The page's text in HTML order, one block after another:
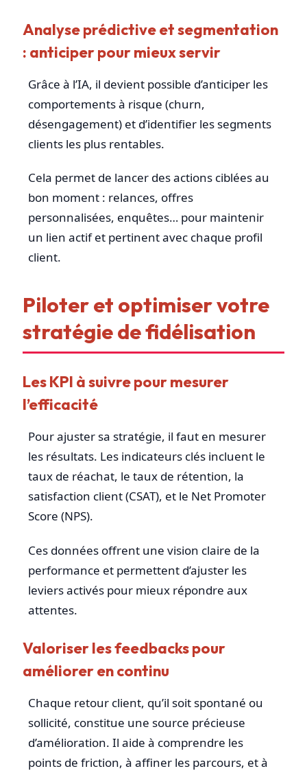
Analyse prédictive et segmentation
: anticiper pour mieux servir
Grâce à l’IA, il devient possible d’anticiper les
comportements à risque (churn,
désengagement) et d’identifier les segments
clients les plus rentables.
Cela permet de lancer des actions ciblées au
bon moment : relances, offres
personnalisées, enquêtes… pour maintenir
un lien actif et pertinent avec chaque profil
client.
Piloter et optimiser votre
stratégie de fidélisation
Les KPI à suivre pour mesurer
l’efficacité
Pour ajuster sa stratégie, il faut en mesurer
les résultats. Les indicateurs clés incluent le
taux de réachat, le taux de rétention, la
satisfaction client (CSAT), et le Net Promoter
Score (NPS).
Ces données offrent une vision claire de la
performance et permettent d’ajuster les
leviers activés pour mieux répondre aux
attentes.
Valoriser les feedbacks pour
améliorer en continu
Chaque retour client, qu’il soit spontané ou
sollicité, constitue une source précieuse
d’amélioration. Il aide à comprendre les
points de friction, à affiner les parcours, et à